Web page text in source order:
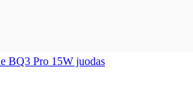
BQ3 Pro 15W juodas